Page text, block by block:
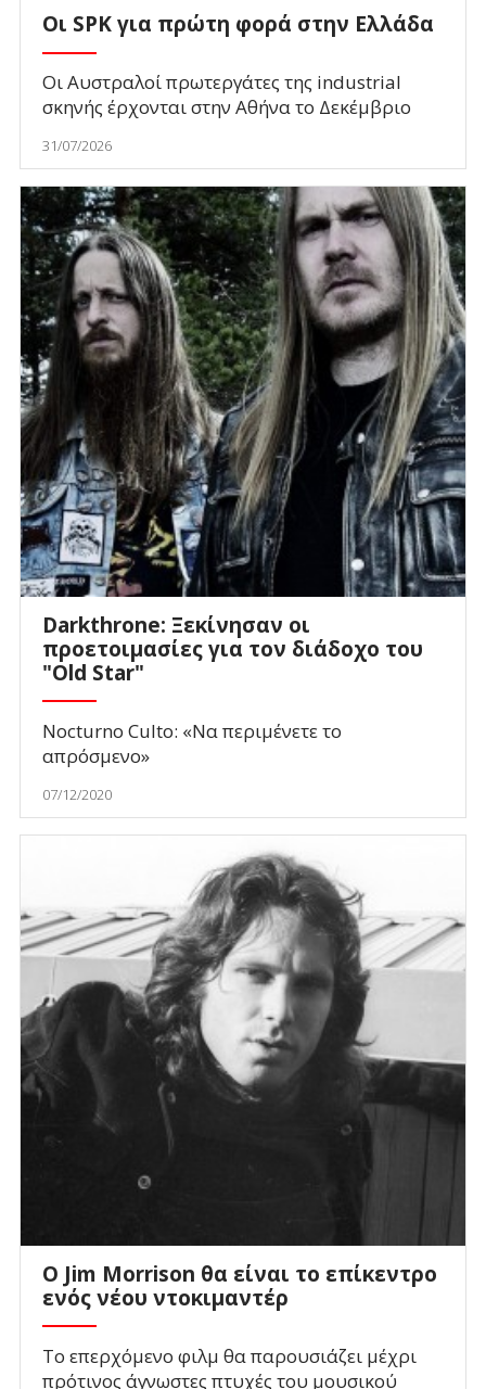
Οι SPK για πρώτη φορά στην Ελλάδα
Οι Αυστραλοί πρωτεργάτες της industrial
σκηνής έρχονται στην Αθήνα το Δεκέμβριο
31/07/2026
Darkthrone: Ξεκίνησαν οι
προετοιμασίες για τον διάδοχο του
"Old Star"
Nocturno Culto: «Να περιμένετε το
απρόσμενο»
07/12/2020
Ο Jim Morrison θα είναι το επίκεντρο
ενός νέου ντοκιμαντέρ
Το επερχόμενο φιλμ θα παρουσιάζει μέχρι
πρότινος άγνωστες πτυχές του μουσικού